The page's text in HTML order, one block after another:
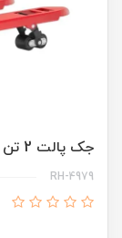
جک پالت 2 تن مدل RH-4979 رونیکس
RH-4979